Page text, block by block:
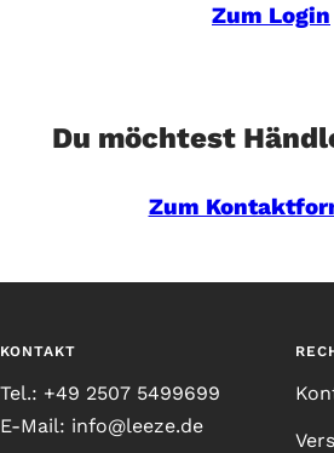
Zum Login
Du möchtest
Zum
KONTAKT
Tel.: +49 2507 5499699
E-Mail: info@leeze.de